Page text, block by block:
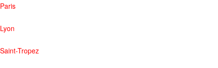
Paris
Lyon
Saint-Tropez